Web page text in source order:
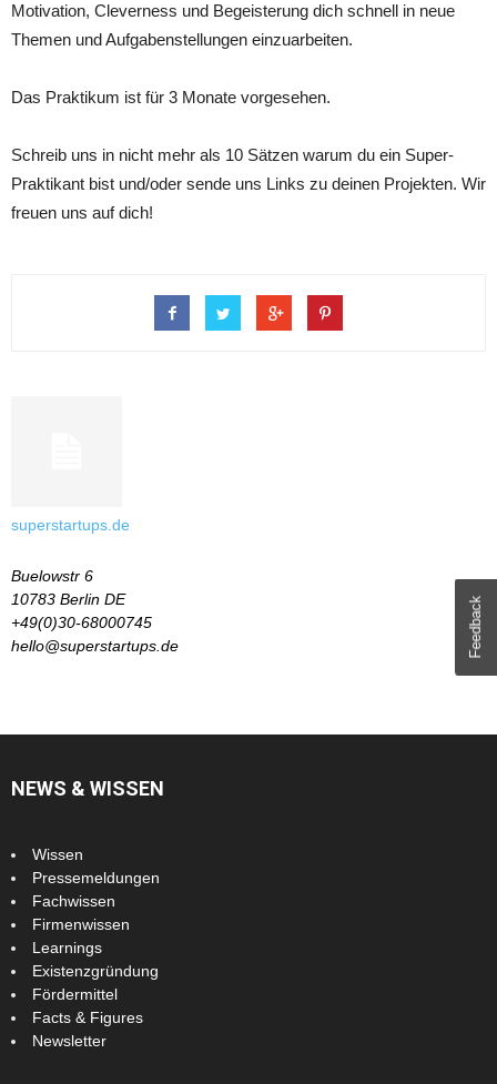
Motivation, Cleverness und Begeisterung dich schnell in neue
Themen und Aufgabenstellungen einzuarbeiten.
Das Praktikum ist für 3 Monate vorgesehen.
Schreib uns in nicht mehr als 10 Sätzen warum du ein Super-
Praktikant bist und/oder sende uns Links zu deinen Projekten. Wir
freuen uns auf dich!
superstartups.de
Buelowstr 6
10783 Berlin DE
+49(0)30-68000745
hello@superstartups.de
NEWS & WISSEN
Wissen
Pressemeldungen
Fachwissen
Firmenwissen
Learnings
Existenzgründung
Fördermittel
Facts & Figures
Newsletter
Feedback